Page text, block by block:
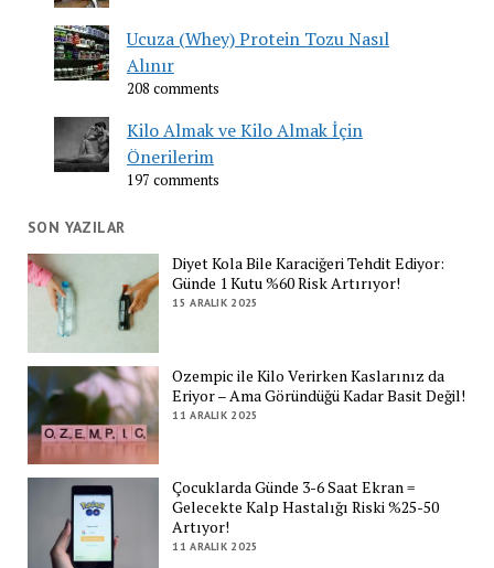
Ucuza (Whey) Protein Tozu Nasıl
Alınır
208 comments
Kilo Almak ve Kilo Almak İçin
Önerilerim
197 comments
SON YAZILAR
Diyet Kola Bile Karaciğeri Tehdit Ediyor:
Günde 1 Kutu %60 Risk Artırıyor!
15 ARALIK 2025
Ozempic ile Kilo Verirken Kaslarınız da
Eriyor – Ama Göründüğü Kadar Basit Değil!
11 ARALIK 2025
Çocuklarda Günde 3-6 Saat Ekran =
Gelecekte Kalp Hastalığı Riski %25-50
Artıyor!
11 ARALIK 2025